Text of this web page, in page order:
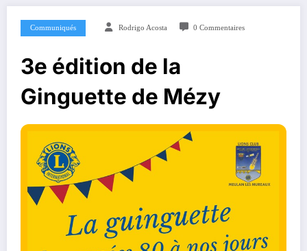
Communiqués Rodrigo Acosta 0 Commentaires
3e édition de la
Ginguette de Mézy